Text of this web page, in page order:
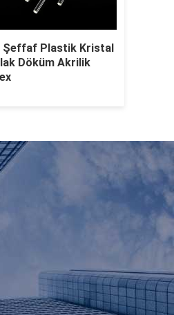
Şeffaf Plastik Kristal
Döküm Akrilik